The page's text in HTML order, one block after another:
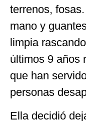
terrenos,
mano y
limpia
últimos 9 años
que han
personas
Ella decidió